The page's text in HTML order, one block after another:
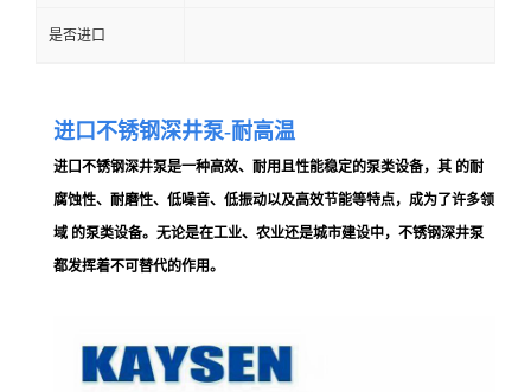
是否进口
进口不锈钢深井泵-耐高温
进口不锈钢深井泵是一种高效、耐用且性能稳定的泵类设备，其 的耐
腐蚀性、耐磨性、低噪音、低振动以及高效节能等特点，成为了许多领
域 的泵类设备。无论是在工业、农业还是城市建设中，不锈钢深井泵
都发挥着不可替代的作用。